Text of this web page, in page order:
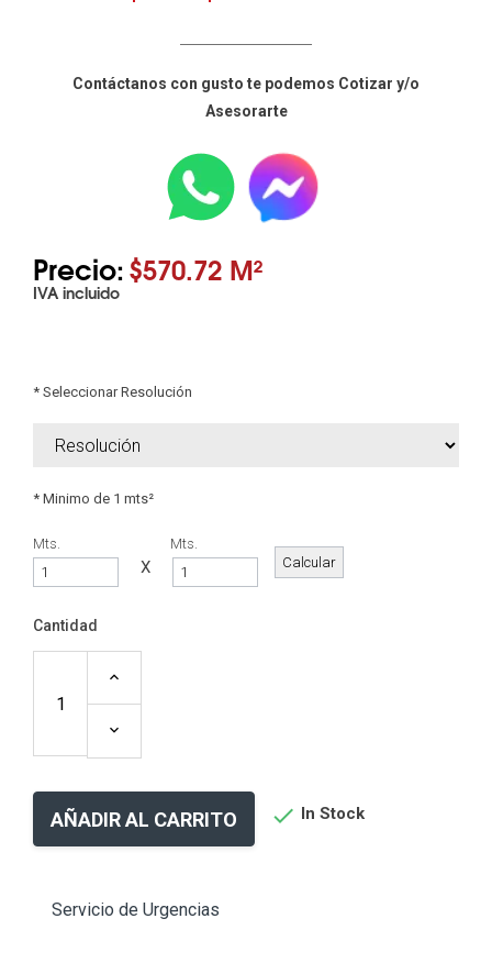
Contáctanos con gusto te podemos Cotizar y/o
Asesorarte
Precio:$570.72 M²
IVA incluido
* Seleccionar Resolución
* Minimo de 1 mts²
Mts.
X
Mts.
Cantidad
AÑADIR AL CARRITO  In Stock
Servicio de Urgencias